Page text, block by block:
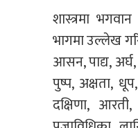
शास्त्रमा
भागमा उल्लेख
आसन, पाद्य,
पुष्प, अक्षता,
दक्षिणा,